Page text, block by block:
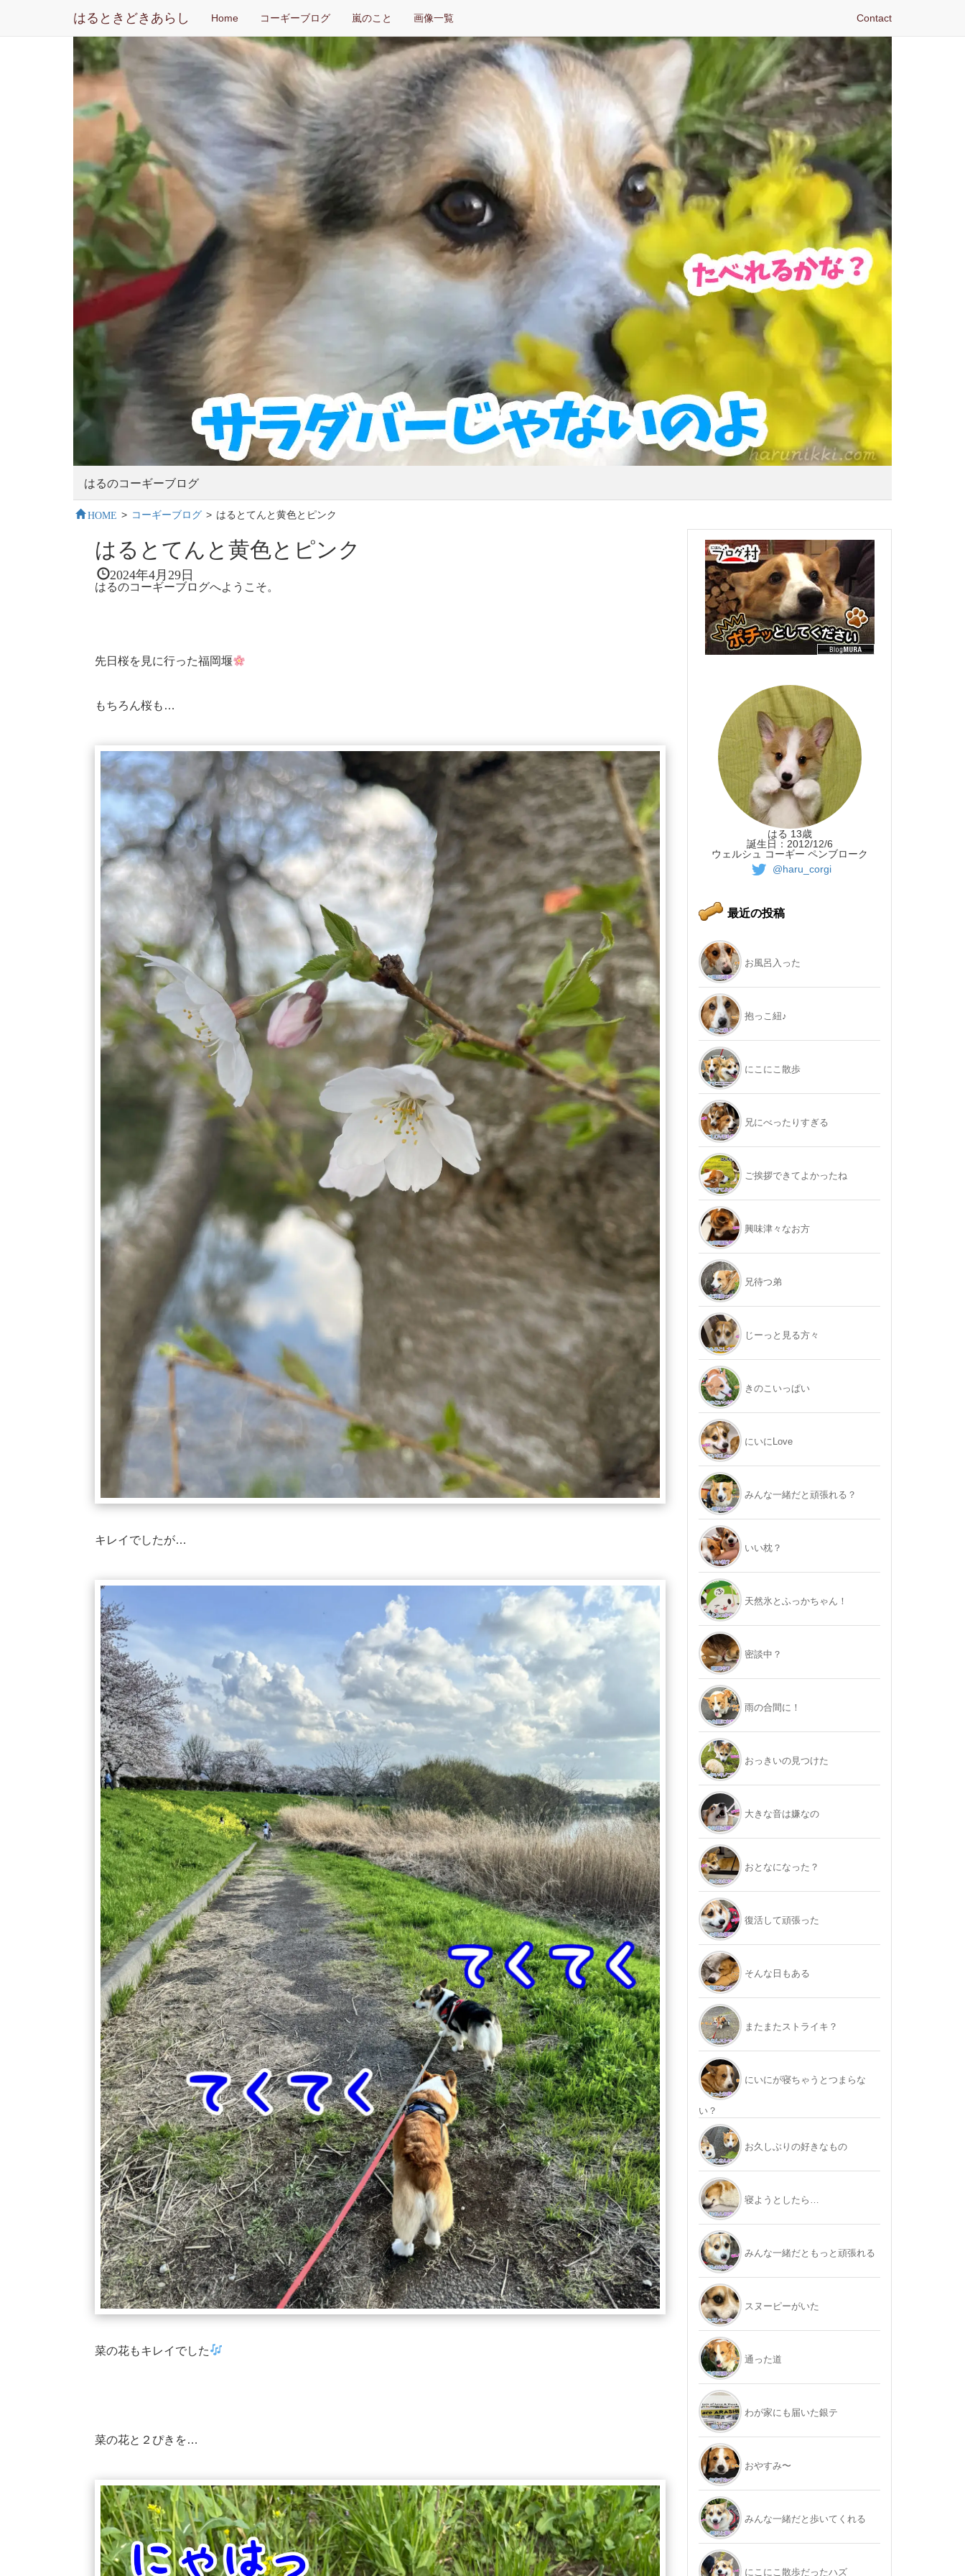
はるときどきあらし Home コーギーブログ 嵐のこと 画像一覧 Contact
はるのコーギーブログ
HOME > コーギーブログ > はるとてんと黄色とピンク
はるとてんと黄色とピンク
2024年4月29日
はるのコーギーブログへようこそ。
先日桜を見に行った福岡堰
もちろん桜も…
キレイでしたが…
菜の花もキレイでした
菜の花と２ぴきを…
はる 13歳
誕生日：2012/12/6
ウェルシュ コーギー ペンブローク
@haru_corgi
最近の投稿
お風呂入った
抱っこ紐♪
にこにこ散歩
兄にべったりすぎる
ご挨拶できてよかったね
興味津々なお方
兄待つ弟
じーっと見る方々
きのこいっぱい
にいにLove
みんな一緒だと頑張れる？
いい枕？
天然氷とふっかちゃん！
密談中？
雨の合間に！
おっきいの見つけた
大きな音は嫌なの
おとなになった？
復活して頑張った
そんな日もある
またまたストライキ？
にいにが寝ちゃうとつまらな
い？
お久しぶりの好きなもの
寝ようとしたら…
みんな一緒だともっと頑張れる
スヌーピーがいた
通った道
わが家にも届いた銀テ
おやすみ〜
みんな一緒だと歩いてくれる
にこにこ散歩だったハズ